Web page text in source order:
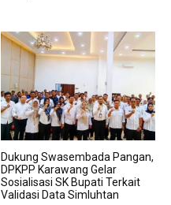
Dukung Swasembada Pangan,
DPKPP Karawang Gelar
Sosialisasi SK Bupati Terkait
Validasi Data Simluhtan